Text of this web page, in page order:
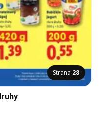
Strana 28